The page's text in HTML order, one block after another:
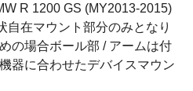
R 1200 GS (MY2013-2015)
自在マウント部分のみとなり
の場合ボール部 / アームは付
器に合わせたデバイスマウン